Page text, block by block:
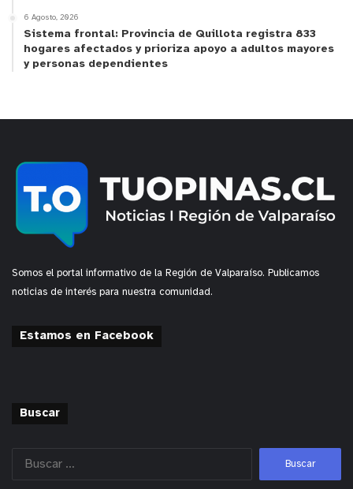
6 Agosto, 2026
Sistema frontal: Provincia de Quillota registra 833
hogares afectados y prioriza apoyo a adultos mayores
y personas dependientes
Somos el portal informativo de la Región de Valparaíso. Publicamos
noticias de interés para nuestra comunidad.
Estamos en Facebook
Buscar